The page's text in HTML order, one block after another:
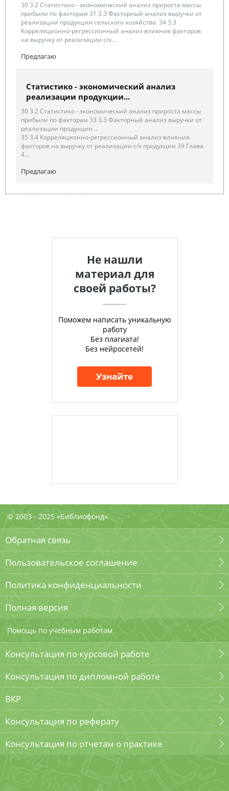
30 3.2 Статистико - экономический анализ прироста массы
прибыли по факторам 31 3.3 Факторный анализ выручки от
реализации продукции сельского хозяйства. 34 3.3
Корреляционно-регрессионный анализ влияния факторов
на выручку от реализации с/х...
Предлагаю
Статистико - экономический анализ
реализации продукции...
30 3.2 Статистико - экономический анализ прироста массы
прибыли по факторам 33 3.3 Факторный анализ выручки от
реализации продукции...
35 3.4 Корреляционно-регрессионный анализ влияния
факторов на выручку от реализации с/х продукции 39 Глава
4...
Предлагаю
Не нашли
материал для
своей работы?
Поможем написать уникальную
работу
Без плагиата!
Без нейросетей!
Узнайте
© 2003 - 2025 «Библиофонд»
Обратная связь
Пользовательское соглашение
Политика конфиденциальности
Полная версия
Помощь по учебным работам
Консультация по курсовой работе
Консультация по дипломной работе
ВКР
Консультация по реферату
Консультация по отчетам о практике